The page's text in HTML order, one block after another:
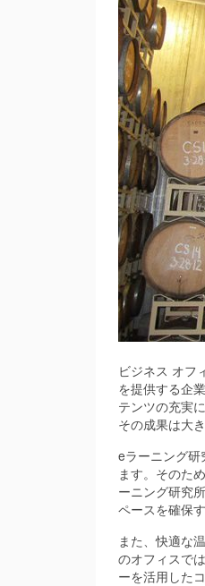
ビジネス オフ
を提供する企
テンツの充実
その成果は大
eラーニング
ます。そのた
ーニング研究
ペースを確保
また、快適な
のオフィスで
ーを活用した